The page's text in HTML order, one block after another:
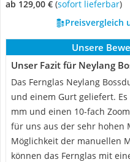
ab 129,00 € ( Sofort lieferbar)
Preisvergleich
Unsere
Unser Fazit für Neylang
Das Fernglas Neylang
und einem Gurt geliefert.
mm und einen 10-fach
für uns aus der sehr hohen
Möglichkeit der manuellen
können das Fernglas mit